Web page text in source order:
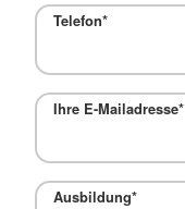
Telefon*
Ihre E-Mailadresse*
Ausbildung*